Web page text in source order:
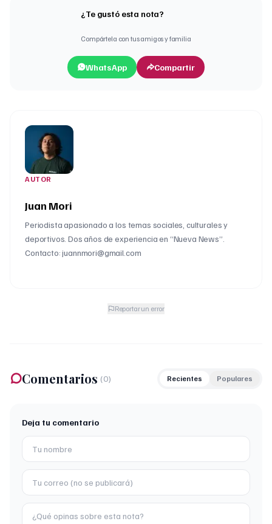
¿Te gustó esta nota?
Compártela con tus amigos y familia
WhatsApp Compartir
AUTOR
Juan Mori
Periodista apasionado a los temas sociales, culturales y
deportivos. Dos años de experiencia en “Nueva News”.
Contacto: juannmori@gmail.com
Reportar un error
Comentarios (0) Recientes Populares
Deja tu comentario